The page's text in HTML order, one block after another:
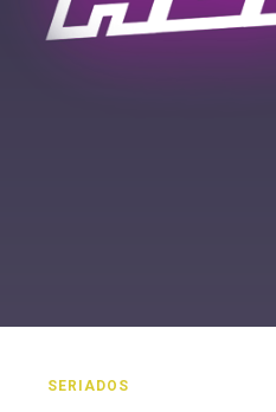
SERIADOS